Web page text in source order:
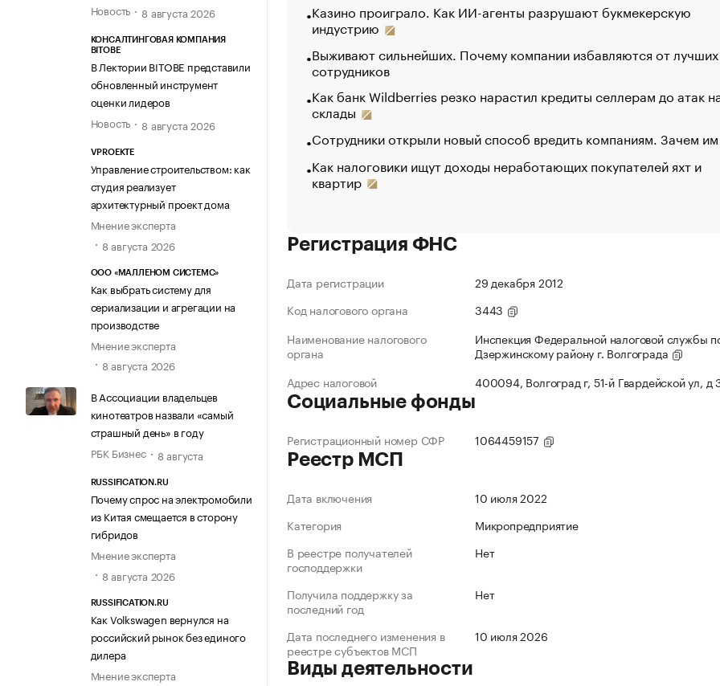
Новость
8 августа 2026
КОНСАЛТИНГОВАЯ КОМПАНИЯ
BITOBE
В Лектории BITOBE представили
обновленный инструмент
оценки лидеров
Новость
8 августа 2026
VPROEKTE
Управление строительством: как
студия реализует
архитектурный проект дома
Мнение эксперта
8 августа 2026
ООО «МАЛЛЕНОМ СИСТЕМС»
Как выбрать систему для
сериализации и агрегации на
производстве
Мнение эксперта
8 августа 2026
В Ассоциации владельцев
кинотеатров назвали «самый
страшный день» в году
РБК Бизнес
8 августа
RUSSIFICATION.RU
Почему спрос на электромобили
из Китая смещается в сторону
гибридов
Мнение эксперта
8 августа 2026
RUSSIFICATION.RU
Как Volkswagen вернулся на
российский рынок без единого
дилера
Мнение эксперта
Казино проиграло. Как ИИ-агенты разрушают букмекерскую
индустрию
Выживают сильнейших. Почему компании избавляются от лучших
сотрудников
Как банк Wildberries резко нарастил кредиты селлерам до атак
склады
Сотрудники открыли новый способ вредить компаниям. Зачем
Как налоговики ищут доходы неработающих покупателей яхт и
квартир
Регистрация ФНС
Дата регистрации
29 декабря 2012
Код налогового органа
3443
Наименование налогового
органа
Инспекция Федеральной налоговой службы
Дзержинскому району г. Волгограда
Адрес налоговой
400094, Волгоград г, 51-й Гвардейской ул, д
Социальные фонды
Регистрационный номер СФР 1064459157
Реестр МСП
Дата включения
10 июля 2022
Категория
Микропредприятие
В реестре получателей
господдержки
Нет
Получила поддержку за
последний год
Нет
Дата последнего изменения в
реестре субъектов МСП
10 июля 2026
Виды деятельности